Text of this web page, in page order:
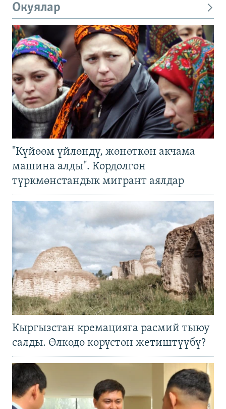
Окуялар
"Күйөөм үйлөндү, жөнөткөн акчама
машина алды". Кордолгон
түркмөнстандык мигрант аялдар
Кыргызстан кремацияга расмий тыюу
салды. Өлкөдө көрүстөн жетиштүүбү?